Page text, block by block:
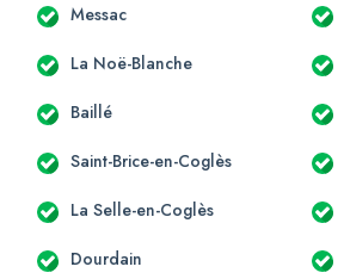
Messac
La Noë-Blanche
Baillé
Saint-Brice-en-Coglès
La Selle-en-Coglès
Dourdain